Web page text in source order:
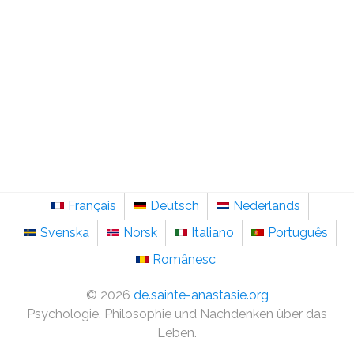
Français Deutsch
Nederlands
Svenska
Norsk Italiano
Português
Românesc
© 2026 de.sainte-anastasie.org
Psychologie, Philosophie und Nachdenken über das
Leben.